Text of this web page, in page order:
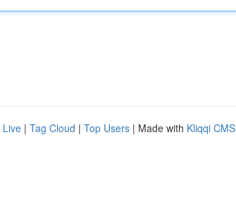
Live | Tag Cloud | Top Users | Made with Kliqqi CMS